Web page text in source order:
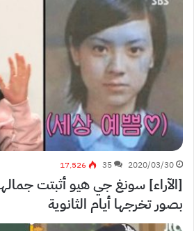
2020/03/30
35 17٬526
[الآراء] سونغ جي هيو أثبتت
بصور تخرجها أيام الثانوية